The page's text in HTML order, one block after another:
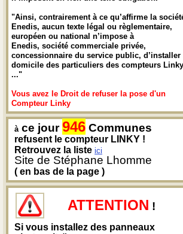
"Ainsi, contrairement à ce qu’affirme la
Enedis, aucun texte légal ou règlementaire,
européen ou national n’impose à
Enedis, société commerciale privée,
concessionnaire du service public, d’installer
domicile des particuliers des compteurs Linky
..."
Vous avez le Droit de refuser la pose d'un
Compteur Linky
à ce jour946 Communes
refusent le compteur LINKY !
Retrouvez la liste ici
Site de Stéphane Lhomme
( en bas de la page )
ATTENTION !
Si vous installez des panneaux